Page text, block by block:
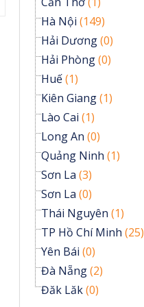
Hà Nội (149)
Hải Dương(0)
Hải Phòng(0)
Huế(1)
Kiên Giang(1)
Lào Cai (1)
Long An (0)
Quảng Ninh (1)
Sơn La (3)
Sơn La (0)
Thái Nguyên (1)
TP Hồ Chí Minh (25)
Yên Bái (0)
Đà Nẵng(2)
Đăk Lăk(0)